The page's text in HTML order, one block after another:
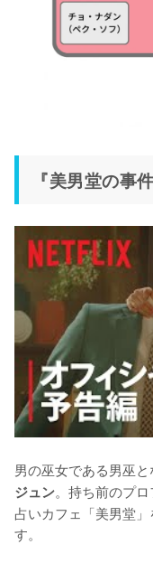
『美男堂の事
男の巫女である男巫
ジュン。持ち前のプ
占いカフェ「美男堂
す。